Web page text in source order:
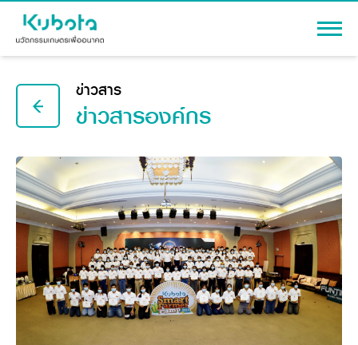
สินค้า
เครื่องจักรกลการเกษตร
แทรกเตอร์
อุปกรณ์ต่อพ่วงแทรกเตอร์
รถเกี่ยวนวดข้าว
รถดำนา
ชุดอุปกรณ์เสริมรถดำนา
โปรโมชัน
สาระความรู้
ผู้แทนจำหน่าย
เครื่องจักรกลการเกษตร
เครื่องจักรกลการเกษตร
ข้อมูลองค์กร
ข่าวสาร
ข่าวสารองค์กร